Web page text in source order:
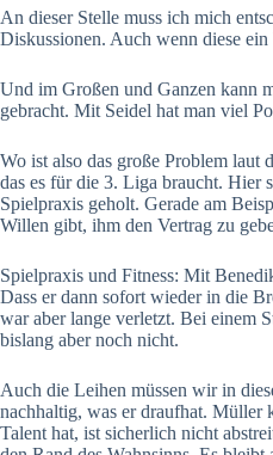
An dieser Stelle muss ich mich
Diskussionen. Auch wenn diese ein
Und im Großen und Ganzen kann
gebracht. Mit Seidel hat man viel
Wo ist also das große Problem laut
das es für die 3. Liga braucht. Hier
Spielpraxis geholt. Gerade am
Willen gibt, ihm den Vertrag zu
Spielpraxis und Fitness: Mit
Dass er dann sofort wieder in die
war aber lange verletzt. Bei einem
bislang aber noch nicht.
Auch die Leihen müssen wir in
nachhaltig, was er draufhat. Müller
Talent hat, ist sicherlich nicht